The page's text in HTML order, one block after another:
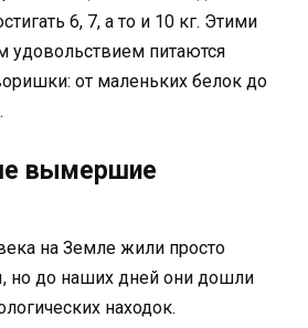
6, 7, а то и 10 кг. Этими
удовольствием питаются
от маленьких белок до
вымершие
на Земле жили просто
но до наших дней они дошли
находок.